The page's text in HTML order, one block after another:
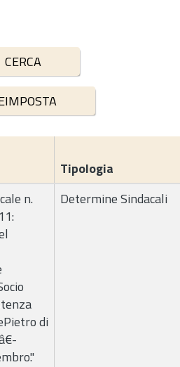
Tipologia
n.
di
Determine Sindacali